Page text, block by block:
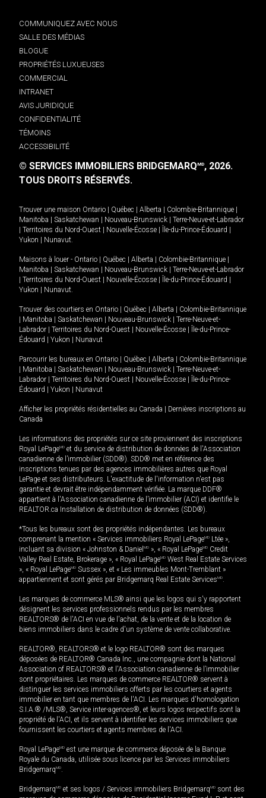
COMMUNIQUEZ AVEC NOUS
SALLE DES MÉDIAS
BLOGUE
PROPRIÉTÉS LUXUEUSES
COMMERCIAL
INTRANET
AVIS JURIDIQUE
CONFIDENTIALITÉ
TÉMOINS
ACCESSIBILITÉ
© SERVICES IMMOBILIERS BRIDGEMARQMD, 2026.
TOUS DROITS RÉSERVÉS.
Trouver une maison Ontario Québec Alberta Colombie-Britannique
Manitoba
Saskatchewan Nouveau-Brunswick
Terre-Neuve-et-Labrador
Territoires du Nord-Ouest Nouvelle-Écosse Île-du-Prince-Édouard
Yukon
Nunavut.
Maisons à louer - Ontario Québec Alberta Colombie-Britannique
Manitoba
Saskatchewan Nouveau-Brunswick
Terre-Neuve-et-Labrador
Territoires du Nord-Ouest Nouvelle-Écosse Île-du-Prince-Édouard
Yukon
Nunavut.
Trouver des courtiers en Ontario Québec Alberta
Colombie-Britannique
Manitoba Saskatchewan Nouveau-Brunswick
Terre-Neuve-et-
Labrador
Territoires du Nord-Ouest Nouvelle-Écosse
Île-du-Prince-
Édouard
Yukon Nunavut
Parcourir les bureaux en Ontario Québec Alberta
Colombie-Britannique
Manitoba Saskatchewan Nouveau-Brunswick
Terre-Neuve-et-
Labrador
Territoires du Nord-Ouest Nouvelle-Écosse
Île-du-Prince-
Édouard
Yukon Nunavut
Afficher les propriétés résidentielles au Canada
Dernières inscriptions au
Canada
Les informations des propriétés sur ce site proviennent des inscriptions
Royal LePageMD et du service de distribution de données de l'Association
canadienne de l’immobilier (SDD®). SDD® met en référence des
inscriptions tenues par des agences immobilières autres que Royal
LePage et ses distributeurs. L'exactitude de l'information n'est pas
garantie et devrait être indépendamment vérifiée. La marque DDF®
appartient à l'Association canadienne de l’immobilier (ACI) et identifie le
REALTOR.ca Installation de distribution de données (SDD®).
*Tous les bureaux sont des propriétés indépendantes. Les bureaux
comprenant la mention « Services immobiliers Royal LePageMD Ltée »,
incluant sa division « Johnston & Daniel MD », « Royal LePageMD Credit
Valley Real Estate, Brokerage », « Royal LePageMD West Real Estate Services
», « Royal LePageMD Sussex », et « Les immeubles Mont-Tremblant »
appartiennent et sont gérés par Bridgemarq Real Estate ServicesMD.
Les marques de commerce MLS® ainsi que les logos qui s'y rapportent
désignent les services professionnels rendus par les membres
REALTORS® de l'ACI en vue de l'achat, de la vente et de la location de
biens immobiliers dans le cadre d'un système de vente collaborative.
REALTOR®, REALTORS® et le logo REALTOR® sont des marques
déposées de REALTOR® Canada Inc., une compagnie dont la National
Association of REALTORS® et l'Association canadienne de l’immobilier
sont propriétaires. Les marques de commerce REALTOR® servent à
distinguer les services immobiliers offerts par les courtiers et agents
immobilier en tant que membres de l'ACI. Les marques d'homologation
S.I.A.® /MLS®, Service inter-agences®, et leurs logos respectifs sont la
propriété de l'ACI, et ils servent à identifier les services immobiliers que
fournissent les courtiers et agents membres de l'ACI.
Royal LePageMD est une marque de commerce déposée de la Banque
Royale du Canada, utilisée sous licence par les Services immobiliers
BridgemarqMD.
BridgemarqMD et ses logos / Services immobiliers BridgemarqMD sont des